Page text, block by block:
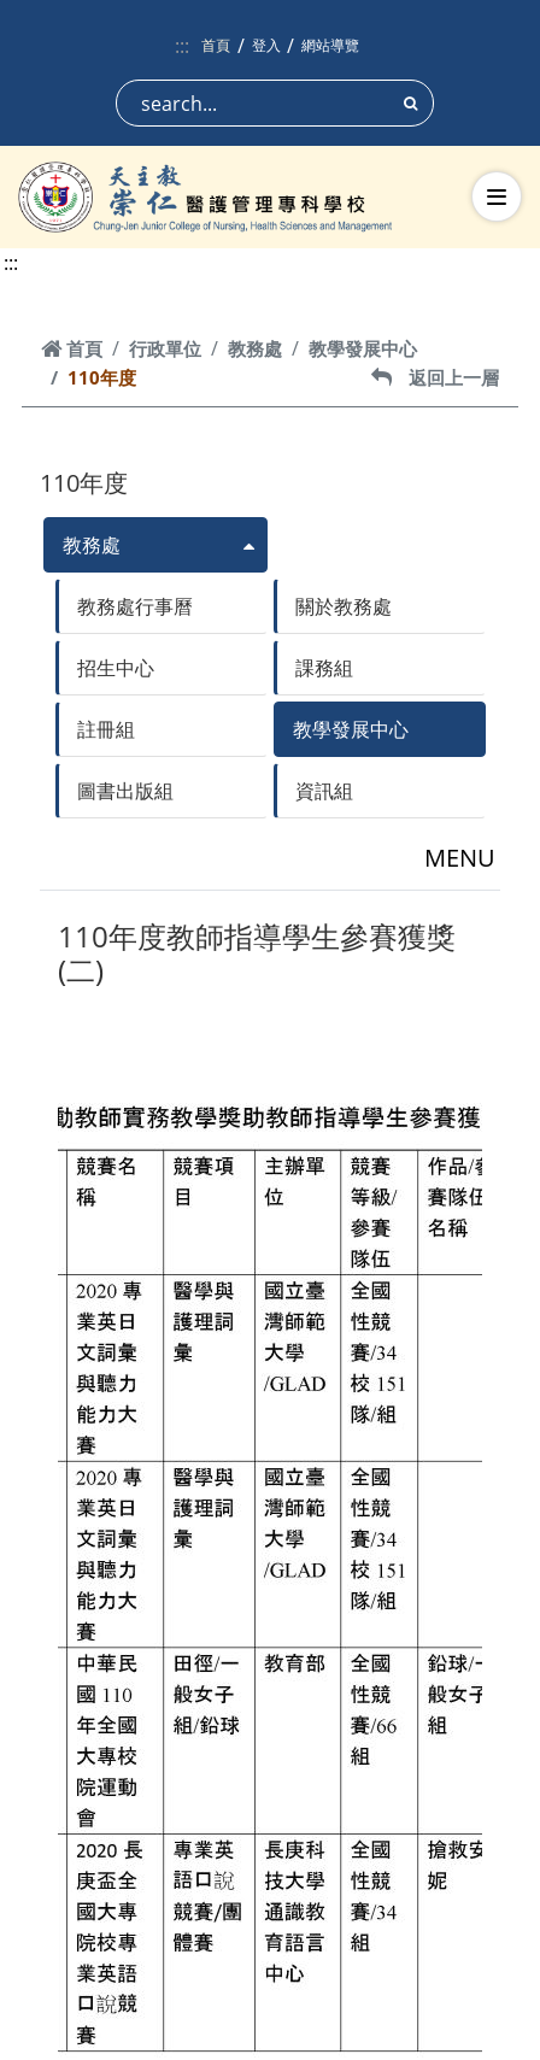
:::
首頁 登入 網站導覽
搜尋
切換
:::
首頁
首頁 行政單位 教務處
教學發展中心
110年度
返回上一層
返回上一層
110年度
教務處
教務處行事曆 關於教務處
招生中心 課務組
註冊組 教學發展中心
圖書出版組 資訊組
MENU
110年度教師指導學生參賽獲獎
(二)